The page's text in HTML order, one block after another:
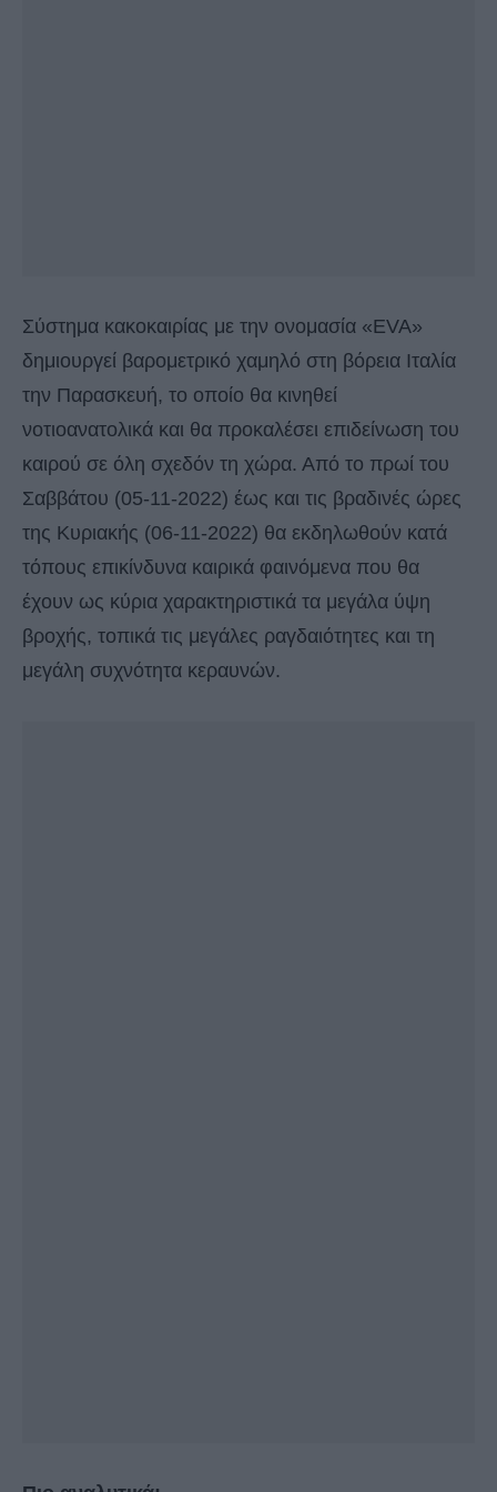
Σύστημα κακοκαιρίας με την ονομασία «EVA»
δημιουργεί βαρομετρικό χαμηλό στη βόρεια Ιταλία
την Παρασκευή, το οποίο θα κινηθεί
νοτιοανατολικά και θα προκαλέσει επιδείνωση του
καιρού σε όλη σχεδόν τη χώρα. Από το πρωί του
Σαββάτου (05-11-2022) έως και τις βραδινές ώρες
της Κυριακής (06-11-2022) θα εκδηλωθούν κατά
τόπους επικίνδυνα καιρικά φαινόμενα που θα
έχουν ως κύρια χαρακτηριστικά τα μεγάλα ύψη
βροχής, τοπικά τις μεγάλες ραγδαιότητες και τη
μεγάλη συχνότητα κεραυνών.